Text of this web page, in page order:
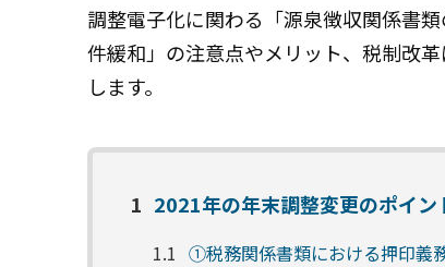
調整電子化に関わる「源泉徴収関係書
件緩和」の注意点やメリット、税制改
します。
1 2021年の年末調整変更のポイン
1.1 ①税務関係書類における押印義